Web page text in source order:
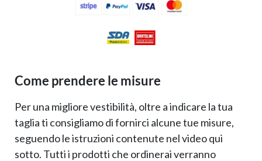
Come prendere le misure
Per una migliore vestibilità, oltre a indicare la tua
taglia ti consigliamo di fornirci alcune tue misure,
seguendo le istruzioni contenute nel video qui
sotto. Tutti i prodotti che ordinerai verranno